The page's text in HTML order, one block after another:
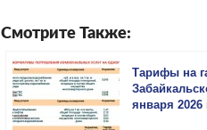
Смотрите Также:
Тарифы на
января 2026